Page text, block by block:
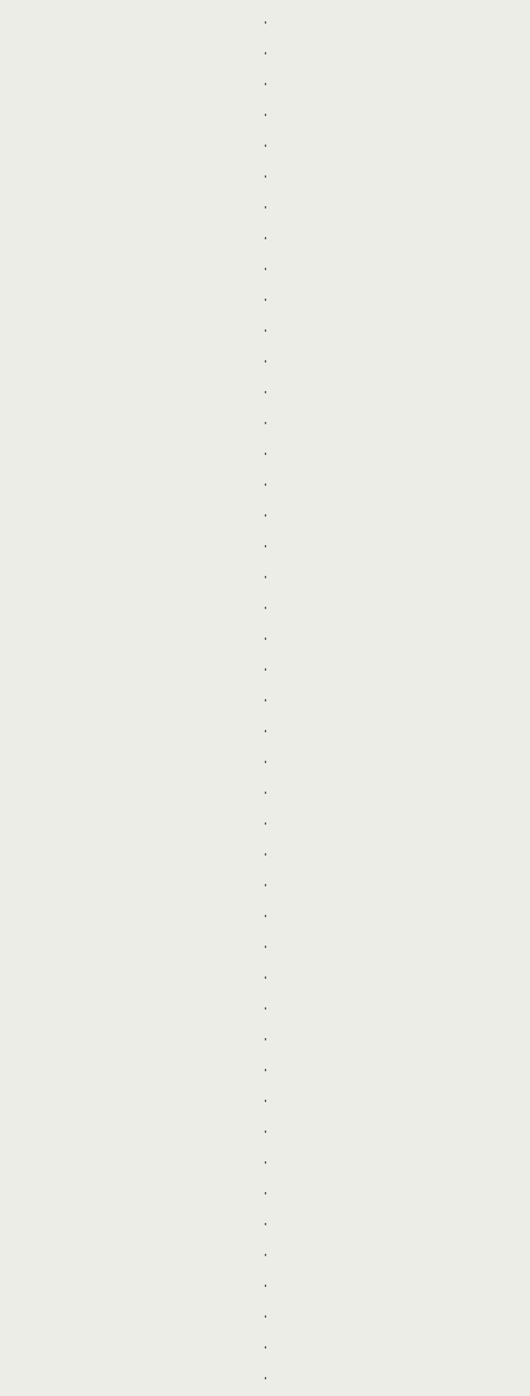
.
.
.
.
.
.
.
.
.
.
.
.
.
.
.
.
.
.
.
.
.
.
.
.
.
.
.
.
.
.
.
.
.
.
.
.
.
.
.
.
.
.
.
.
.